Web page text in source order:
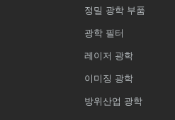
정밀 광학 부품
광학 필터
레이저 광학
이미징 광학
방위산업 광학